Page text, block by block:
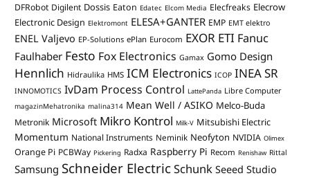
DFRobot Digilent Dossis Eaton Edatec Elcom Media Elecfreaks Elecrow
Electronic Design Elektromont ELESA+GANTER EMP EMT elektro
ENEL Valjevo EP-Solutions ePlan Eurocom EXOR ETI Fanuc
Faulhaber Festo Fox Electronics Gamax Gomo Design
Hennlich Hidraulika HMS ICM Electronics ICOP INEA SR
INNOMOTICS IvDam Process Control LattePanda Libre Computer
magazinMehatronika malina314 Mean Well / ASIKO Melco-Buda
Metronik Microsoft Mikro Kontrol Milk-V Mitsubishi Electric
Momentum National Instruments Neminik Neofyton NVIDIA Olimex
Orange Pi PCBWay Pickering Radxa Raspberry Pi Recom Renishaw Rittal
Samsung Schneider ElectricSchunk Seeed Studio